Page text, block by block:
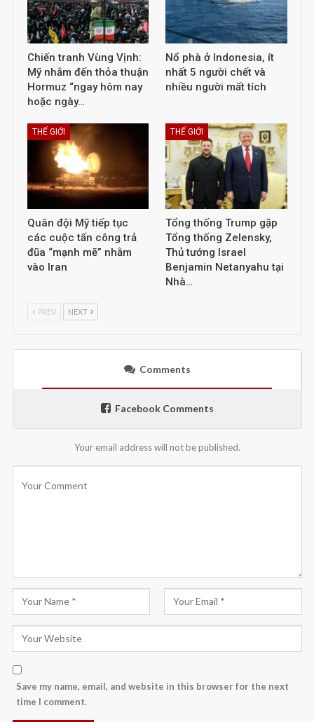
Chiến tranh Vùng Vịnh:
Mỹ nhắm đến thỏa thuận
Hormuz “ngay hôm nay
hoặc ngày…
Nổ phà ở Indonesia, ít
nhất 5 người chết và
nhiều người mất tích
THẾ GIỚI
Quân đội Mỹ tiếp tục
các cuộc tấn công trả
đũa “mạnh mẽ” nhằm
vào Iran
THẾ GIỚI
Tổng thống Trump gặp
Tổng thống Zelensky,
Thủ tướng Israel
Benjamin Netanyahu tại
Nhà…
PREV NEXT
Comments
Facebook Comments
Your email address will not be published.
Save my name, email, and website in this browser for the next
time I comment.